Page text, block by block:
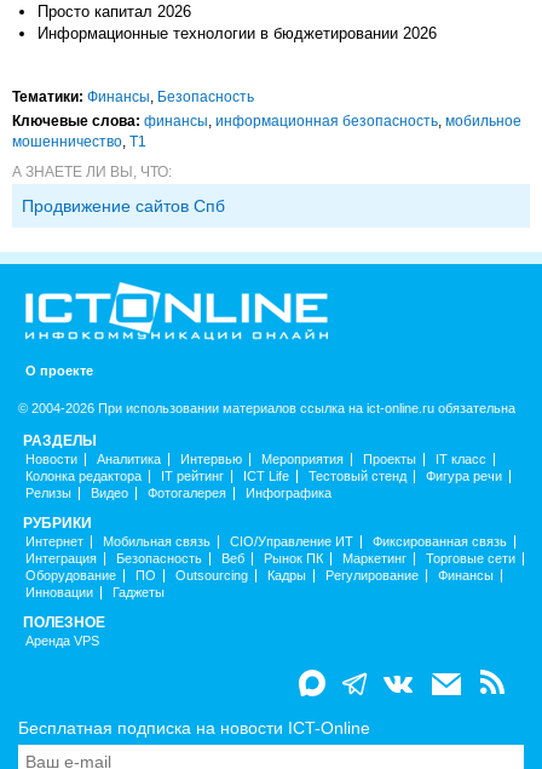
Просто капитал 2026
Информационные технологии в бюджетировании 2026
Тематики: Финансы, Безопасность
Ключевые слова: финансы, информационная безопасность, мобильное
мошенничество, Т1
А ЗНАЕТЕ ЛИ ВЫ, ЧТО:
Продвижение сайтов Спб
О проекте
© 2004-2026 При использовании материалов ссылка на ict-online.ru обязательна
РАЗДЕЛЫ
Новости Аналитика Интервью Мероприятия Проекты
IT класс
Колонка редактора
IT рейтинг ICT Life Тестовый стенд
Фигура речи
Релизы
Видео Фотогалерея Инфографика
РУБРИКИ
Интернет Мобильная связь CIO/Управление ИТ
Фиксированная связь
Интеграция
Безопасность Веб Рынок ПК Маркетинг
Торговые сети
Оборудование
ПО Outsourcing Кадры Регулирование
Финансы
Инновации
Гаджеты
ПОЛЕЗНОЕ
Аренда VPS
Бесплатная подписка на новости ICT-Online